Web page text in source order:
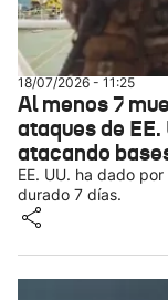
18/07/2026 - 11:25
Al menos 7
ataques de
atacando
EE. UU. ha dado
durado 7 días.